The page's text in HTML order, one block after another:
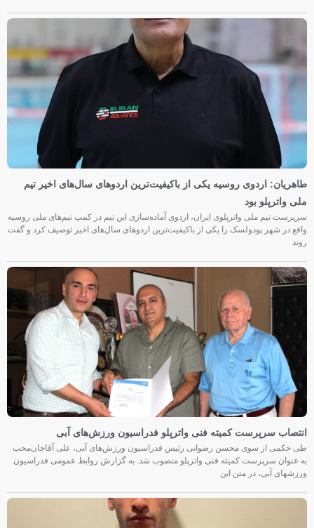
طاهریان: اردوی روسیه یکی از باکیفیت‌ترین اردوهای سال‌های اخیر تیم
ملی واترپلو بود
سرپرست تیم ملی واترپلوی ایران، اردوی آماده‌سازی این تیم در کمپ تیم‌های ملی روسیه
واقع در شهر پودولسک را یکی از باکیفیت‌ترین اردوهای سال‌های اخیر توصیف کرد و گفت
روند
انتصاب سرپرست کمیته فنی واترپلو فدراسیون ورزش‌های آبی
طی حکمی از سوی محسن رضوانی رئیس فدراسیون ورزش‌های آبی، علی آقاجان‌محب
به عنوان سرپرست کمیته فنی واترپلو منصوب شد. به گزارش روابط عمومی فدراسیون
ورزشهای آبی، در متن این